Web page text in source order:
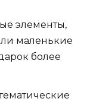
элементы,
маленькие
более